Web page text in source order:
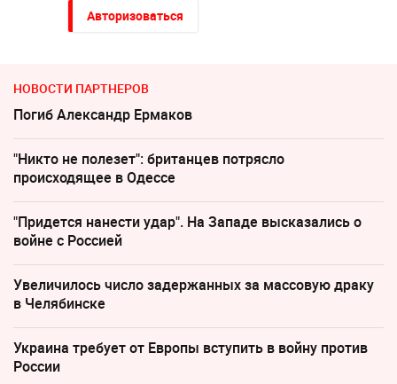
Авторизоваться
НОВОСТИ ПАРТНЕРОВ
Погиб Александр Ермаков
"Никто не полезет": британцев потрясло
происходящее в Одессе
"Придется нанести удар". На Западе высказались о
войне с Россией
Увеличилось число задержанных за массовую драку
в Челябинске
Украина требует от Европы вступить в войну против
России